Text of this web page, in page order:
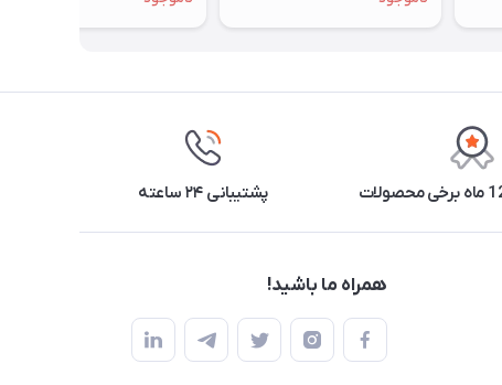
پشتیبانی ۲۴ ساعته
همراه ما باشید!